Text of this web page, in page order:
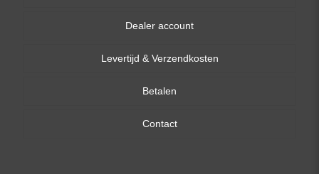
13,3 inch
14,0 inch
15,6 inch
17,3 inch
Dealer account
Levertijd & Verzendkosten
Betalen
Contact